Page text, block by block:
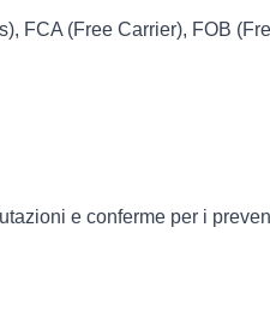
FCA (Free Carrier), FOB
e conferme per i